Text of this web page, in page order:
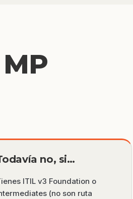
no, si…
ITIL v3 Foundation o
(no son ruta